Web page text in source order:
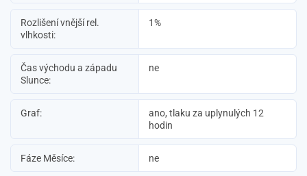
Rozlišení vnější rel.
vlhkosti:
1%
Čas východu a západu
Slunce:
ne
Graf:
ano, tlaku za uplynulých 12
hodin
Fáze Měsíce: ne